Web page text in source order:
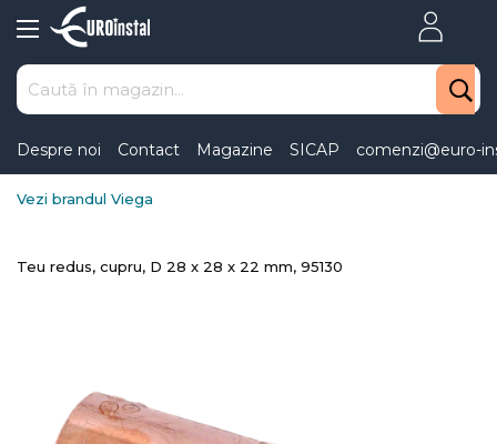
to
Content
Despre noi Contact Magazine SICAP comenzi@euro-
Vezi brandul Viega
Teu redus, cupru, D 28 x 28 x 22 mm, 95130